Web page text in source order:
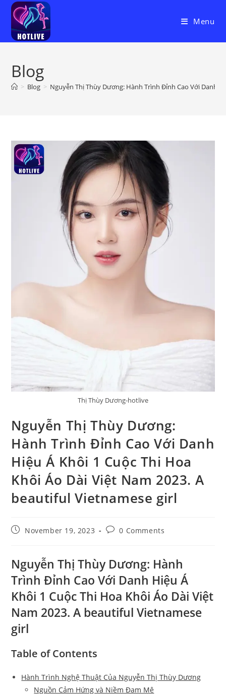
Skip
content
Menu
Blog
> Blog > Nguyễn Thị Thùy Dương: Hành Trình Đỉnh Cao Với Danh
Thị Thùy Dương-hotlive
Nguyễn Thị Thùy Dương:
Hành Trình Đỉnh Cao Với Danh
Hiệu Á Khôi 1 Cuộc Thi Hoa
Khôi Áo Dài Việt Nam 2023. A
beautiful Vietnamese girl
PostNovember 19, 2023
Post0 Comments
Nguyễn Thị Thùy Dương: Hành
Trình Đỉnh Cao Với Danh Hiệu Á
Khôi 1 Cuộc Thi Hoa Khôi Áo Dài Việt
Nam 2023. A beautiful Vietnamese
girl
Table of Contents
Hành Trình Nghệ Thuật Của Nguyễn Thị Thùy Dương
Nguồn Cảm Hứng và Niềm Đam Mê